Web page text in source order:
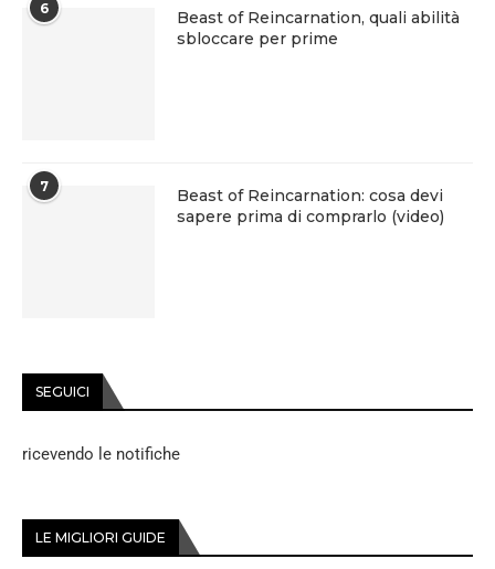
6
Beast of Reincarnation, quali abilità
sbloccare per prime
7
Beast of Reincarnation: cosa devi
sapere prima di comprarlo (video)
SEGUICI
ricevendo le notifiche
LE MIGLIORI GUIDE